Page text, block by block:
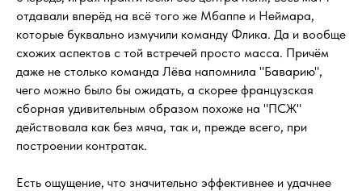
отдавали вперёд на всё того же Мбаппе и Неймара,
которые буквально измучили команду Флика. Да и вообще
схожих аспектов с той встречей просто масса. Причём
даже не столько команда Лёва напомнила "Баварию",
чего можно было бы ожидать, а скорее французская
сборная удивительным образом похоже на "ПСЖ"
действовала как без мяча, так и, прежде всего, при
построении контратак.
Есть ощущение, что значительно эффективнее и удачнее